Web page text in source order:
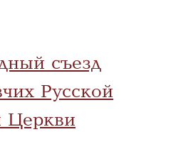
съезд
Русской
Церкви